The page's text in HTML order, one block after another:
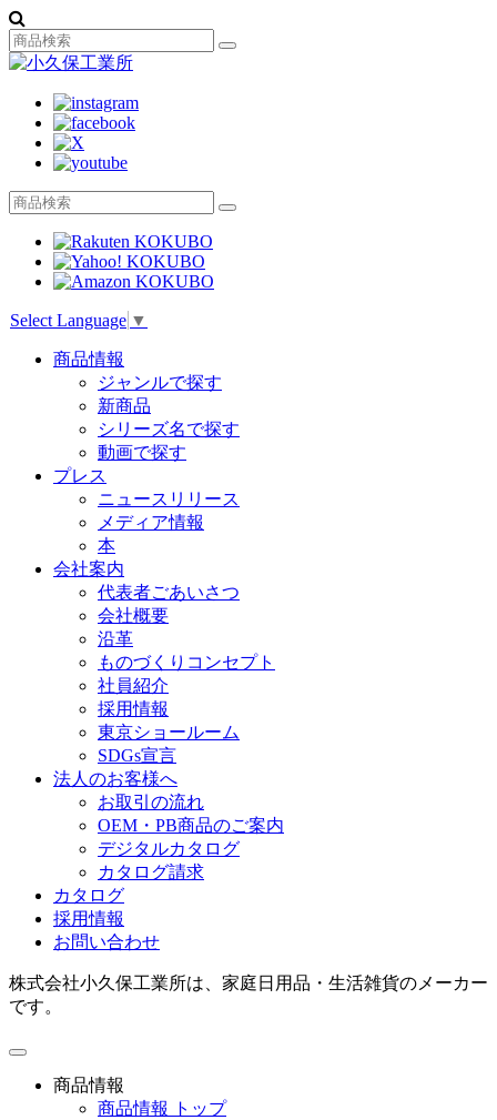
Select Language ▼
商品情報
ジャンルで探す
新商品
シリーズ名で探す
動画で探す
プレス
ニュースリリース
メディア情報
本
会社案内
代表者ごあいさつ
会社概要
沿革
ものづくりコンセプト
社員紹介
採用情報
東京ショールーム
SDGs宣言
法人のお客様へ
お取引の流れ
OEM・PB商品のご案内
デジタルカタログ
カタログ請求
カタログ
採用情報
お問い合わせ
株式会社小久保工業所は、家庭日用品・生活雑貨のメーカー
です。
toggle
navigation商品情報
商品情報 トップ